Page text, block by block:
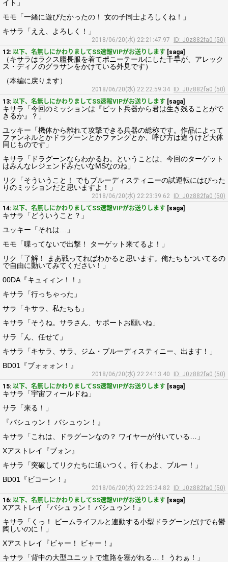
イト」
モモ「一緒に遊びたかったの！ 女の子同士よろしくね！」
キサラ「ええ、よろしく！」
2018/06/20(水) 22:21:47.97
ID: J0z882fa0 (50)
12: 以下、名無しにかわりましてSS速報VIPがお送りします [saga]
（キサラはラクス艦長服を着てポニーテールにした千早が、アレック
ス・ディノのグラサンをかけている外見です）
（本編に戻ります）
2018/06/20(水) 22:22:59.34
ID: J0z882fa0 (50)
13: 以下、名無しにかわりましてSS速報VIPがお送りします [saga]
キサラ「今回のミッションは『ビット兵器から君は生き残ることがで
きるか』？」
ユッキー「機体から離れて攻撃できる兵器の総称です。作品によって
ファンネルとかドラグーンとかファングとか、呼び方は違うけど大体
同じものです」
キサラ「ドラグーンならわかるわ。ということは、今回のターゲット
はみんなレジェンドみたいなMSなのね」
リク「そういうこと！ でもブルーディスティニーの試運転にはぴった
りのミッションだと思いますよ！」
2018/06/20(水) 22:23:39.62
ID: J0z882fa0 (50)
14: 以下、名無しにかわりましてSS速報VIPがお送りします [saga]
キサラ「どういうこと？」
ユッキー「それは…」
モモ「喋ってないで出撃！ ターゲット来てるよ！」
リク「了解！ まあ戦ってればわかると思います。俺たちもついてるの
で自由に動いてみてください！」
00DA『キュィィン！！』
キサラ「行っちゃった」
サラ「キサラ、私たちも」
キサラ「そうね。サラさん、サポートお願いね」
サラ「ん、任せて」
キサラ「キサラ、サラ、ジム・ブルーディスティニー、出ます！」
BD01『ブォォォン！』
2018/06/20(水) 22:24:13.40
ID: J0z882fa0 (50)
15: 以下、名無しにかわりましてSS速報VIPがお送りします [saga]
キサラ「宇宙フィールドね」
サラ「来る！」
『バシュゥン！ バシュゥン！』
キサラ「これは、ドラグーンなの？ ワイヤーが付いている…」
Xアストレイ『ブォン』
キサラ「突破してリクたちに追いつく。行くわよ、ブルー！」
BD01『ビコーン！』
2018/06/20(水) 22:25:24.82
ID: J0z882fa0 (50)
16: 以下、名無しにかわりましてSS速報VIPがお送りします [saga]
Xアストレイ『バシュゥン！ バシュゥン！』
キサラ「くっ！ ビームライフルと連動する小型ドラグーンだけでも鬱
陶しいのに！」
Xアストレイ『ビャー！ ビャー！』
キサラ「背中の大型ユニットで進路を塞がれる…！ うわぁ！」